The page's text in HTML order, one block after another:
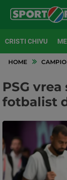
CRISTI CHIVU
HOME
PSG
fotbalist